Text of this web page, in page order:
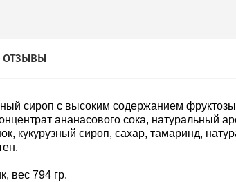
ОТЗЫВЫ
сироп с высоким содержанием
ананасового сока, натуральный
кукурузный сироп, сахар, тамаринд,
вес 794 гр.